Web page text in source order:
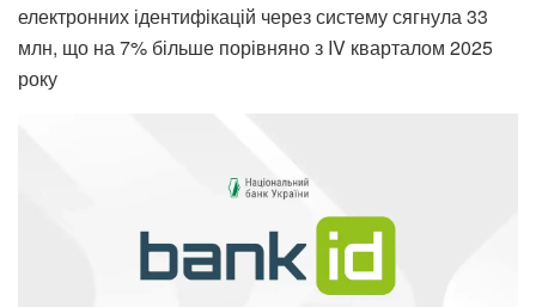
електронних ідентифікацій через систему сягнула 33
млн, що на 7% більше порівняно з IV кварталом 2025
року